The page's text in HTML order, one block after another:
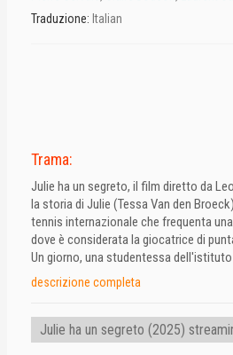
Traduzione: Italian
Trama:
Julie ha un segreto, il film diretto da
la storia di Julie (Tessa Van den
tennis internazionale che frequenta
dove è considerata la giocatrice di
Un giorno, una studentessa
'’allenatore viene arrestato e indagato
circostanze del tragico evento. Tutti gli
che decide di tacere.
Concentrata sugli allenamenti e sulla
descrizione completa
Julie ha un segreto (2025)